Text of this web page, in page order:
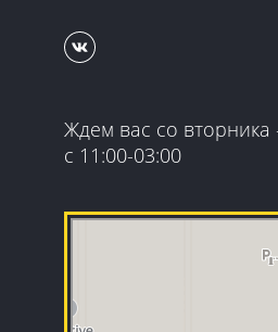
Ждем вас со вторника
с 11:00-03:00
Гранд Квест